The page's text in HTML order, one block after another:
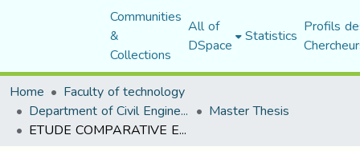
Communities
&
Collections
All of
DSpace Statistics Profils
Home
Faculty of technology
Department of Civil Engineering Master Thesis
ETUDE COMPARATIVE ENTRE LES REGLES C.M.66 ET L’EUROCODE 3 POUR LE CALCUL DES POTEAUX METALLIQUES